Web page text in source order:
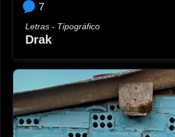
7
Letras - Tipográfico
Drak